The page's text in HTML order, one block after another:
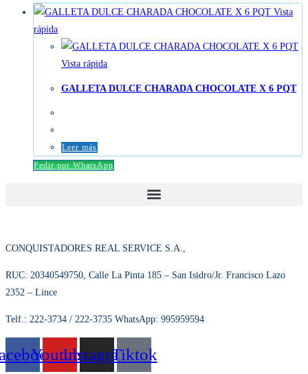
Vista
rápida
Vista rápida
GALLETA DULCE CHARADA CHOCOLATE X 6 PQT
Leer más
Pedir por WhatsApp
CONQUISTADORES REAL SERVICE S.A.,
RUC: 20340549750, Calle La Pinta 185 – San Isidro/Jr. Francisco Lazo
2352 – Lince
Telf.: 222-3734 / 222-3735 WhatsApp: 995959594
YoutubeInstagramTiktok